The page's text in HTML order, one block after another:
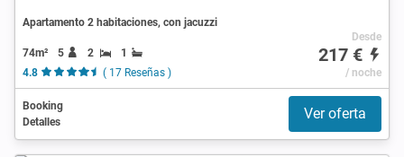
Apartamento 2 habitaciones, con jacuzzi
74m² 5 2
1
4.8
( 17 Reseñas )
Desde
217 €
/ noche
Booking
Detalles
Ver oferta